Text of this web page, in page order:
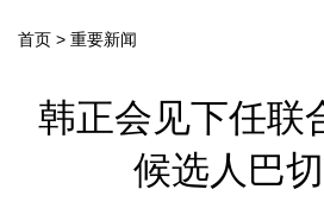
首页 > 重要新闻
韩正会见下任联
候选人巴